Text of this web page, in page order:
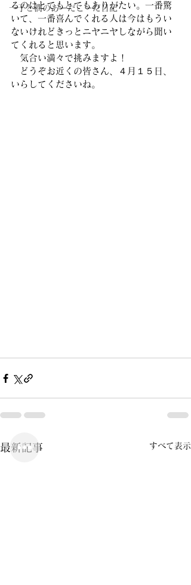
一子と潤のあーだこーだ日記
るのはとてもとてもありがたい。一番驚
いて、一番喜んでくれる人は今はもうい
ないけれどきっとニヤニヤしながら聞い
てくれると思います。
気合い満々で挑みますよ！
どうぞお近くの皆さん、４月１５日、
いらしてくださいね。
最新記事 すべて表示